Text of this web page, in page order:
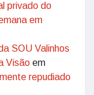
privado do
em
SOU Valinhos
Visão em
repudiado